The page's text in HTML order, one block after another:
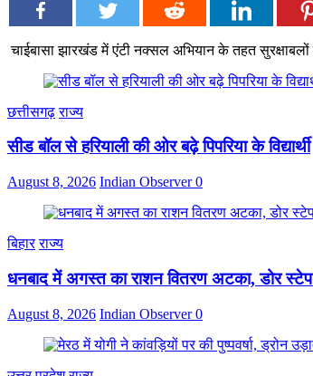
चाईबासा झारखंड में एंटी नक्सल अभियान के तहत
छत्तीसगढ़ राज्य
सीड बॉल से हरियाली की ओर बढ़े पिपरिया के विद्यार्थी
August 8, 2026 Indian Observer0
बिहार राज्य
धनबाद में अगस्त का राशन वितरण अटका, डोर स्टेप
August 8, 2026 Indian Observer0